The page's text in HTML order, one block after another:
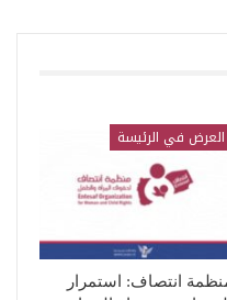
العرض في الرئيسة
انتصاف: استمرار